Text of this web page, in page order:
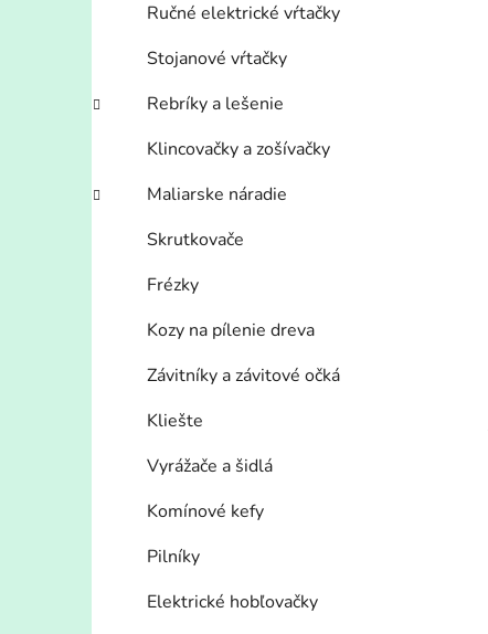
Ručné elektrické vŕtačky
Stojanové vŕtačky
Rebríky a lešenie
Klincovačky a zošívačky
Maliarske náradie
Skrutkovače
Frézky
Kozy na pílenie dreva
Závitníky a závitové očká
Kliešte
Vyrážače a šidlá
Komínové kefy
Pilníky
Elektrické hobľovačky